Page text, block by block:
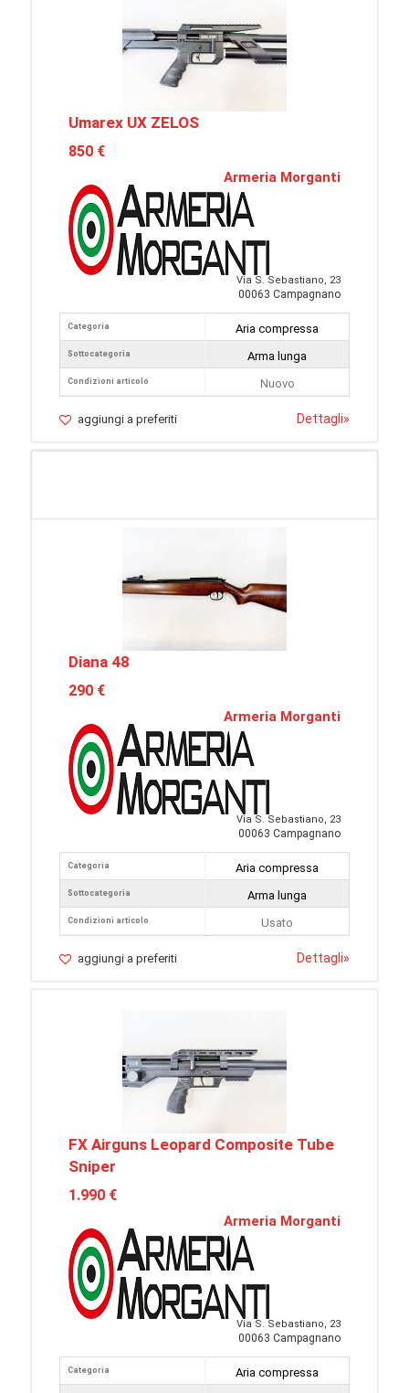
Umarex UX ZELOS
850 €
Armeria Morganti
Via S. Sebastiano, 23
00063 Campagnano
Categoria
Sottocategoria
Condizioni articolo
Aria compressa
Arma lunga
Nuovo
aggiungi a preferiti Dettagli»
Diana 48
290 €
Armeria Morganti
Via S. Sebastiano, 23
00063 Campagnano
Categoria
Sottocategoria
Condizioni articolo
Aria compressa
Arma lunga
Usato
aggiungi a preferiti Dettagli»
FX Airguns Leopard Composite Tube
Sniper
1.990 €
Armeria Morganti
Via S. Sebastiano, 23
00063 Campagnano
Categoria Aria compressa